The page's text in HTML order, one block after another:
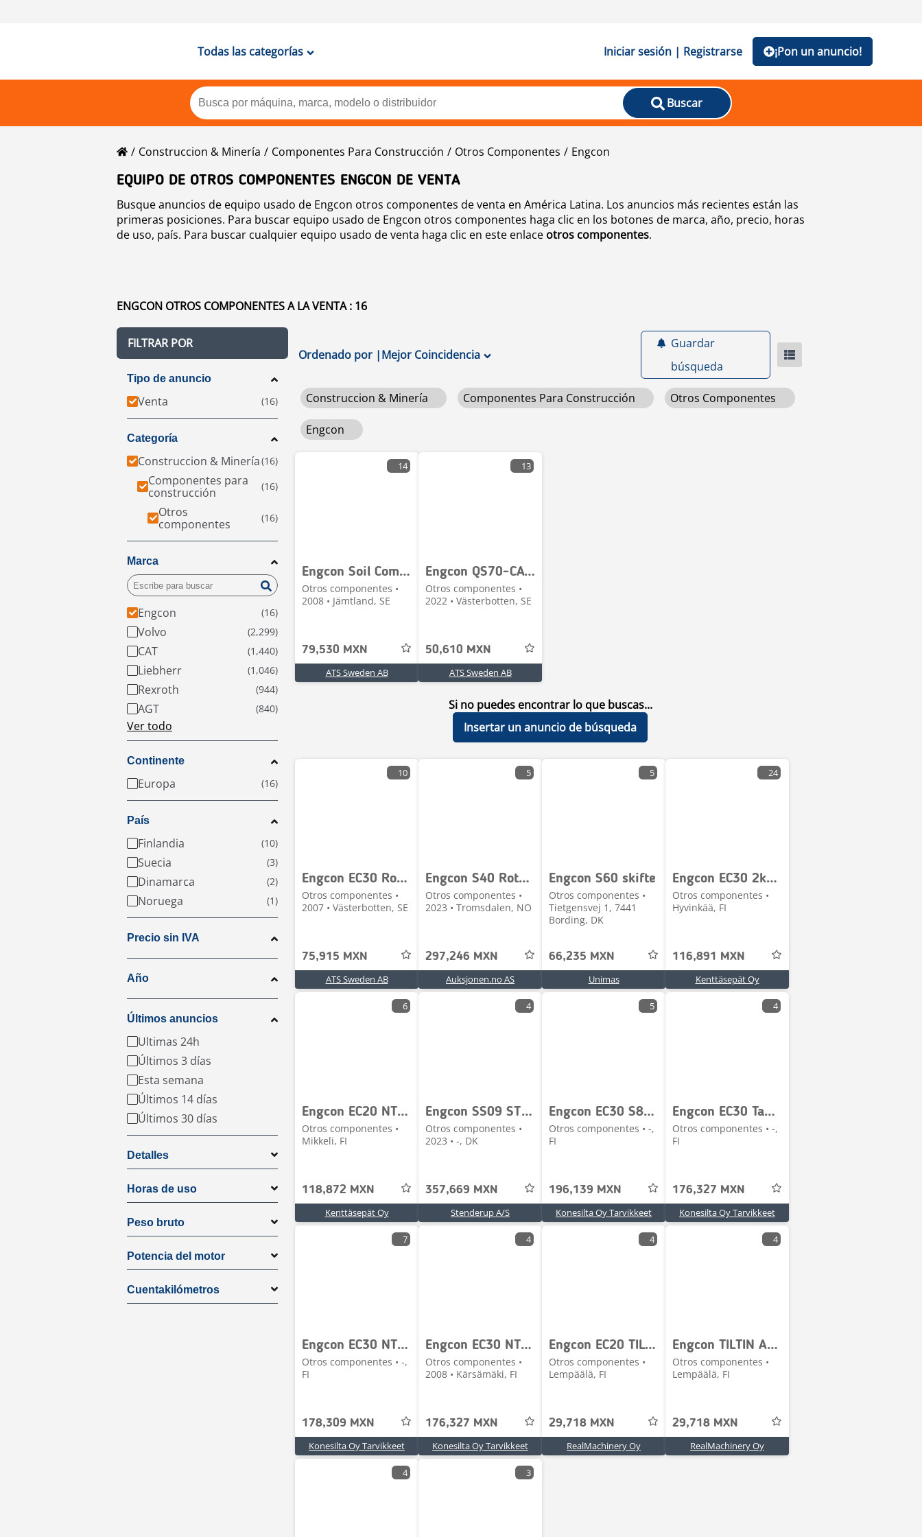
Todas las categorías Iniciar sesión | Registrarse ¡Pon un anuncio!
Buscar
Construccion & Minería Componentes Para Construcción Otros Componentes
Engcon
EQUIPO DE OTROS COMPONENTES ENGCON DE VENTA
Busque anuncios de equipo usado de Engcon otros componentes de venta en América Latina. Los anuncios más recientes están las
primeras posiciones. Para buscar equipo usado de Engcon otros componentes haga clic en los botones de marca, año, precio, horas
de uso, país. Para buscar cualquier equipo usado de venta haga clic en este enlace otros componentes.
ENGCON OTROS COMPONENTES A LA VENTA : 16
FILTRAR POR
Tipo de anuncio
Venta
Categoría
Construccion & Minería
Componentes para
construcción
Otros
componentes
Marca
Engcon
Volvo
CAT
Liebherr
Rexroth
AGT
Ver todo
Continente
Europa
País
Finlandia
Suecia
Dinamarca
Noruega
Precio sin IVA
Año
Últimos anuncios
Ultimas 24h
Últimos 3 días
Esta semana
Últimos 14 días
Últimos 30 días
Detalles
Horas de uso
Peso bruto
Potencia del motor
Cuentakilómetros
Ordenado por |Mejor Coincidencia
Guardar
búsqueda
Construccion & Minería Componentes Para Construcción Otros Componentes
Engcon
14
Engcon Soil Compactor - S70 Mount
Otros componentes •
2008 • Jämtland, SE
79,530 MXN
ATS Sweden AB
13
Engcon QS70-CAT-DC2
Otros componentes •
2022 • Västerbotten, SE
50,610 MXN
ATS Sweden AB
Si no puedes encontrar lo que buscas...
Insertar un anuncio de búsqueda
10
Engcon EC30 Rotortilt with B27 bracket
Otros componentes •
2007 • Västerbotten, SE
75,915 MXN
ATS Sweden AB
5
Engcon S40 Rotortilt - helt ny
Otros componentes •
2023 • Tromsdalen, NO
297,246 MXN
Auksjonen.no AS
5
Engcon S60 skifte
Otros componentes •
Tietgensvej 1, 7441
Bording, DK
66,235 MXN
Unimas
24
Engcon EC30 2kpl varaosiksi
Otros componentes •
Hyvinkää, FI
116,891 MXN
Kenttäsepät Oy
6
Engcon EC20 NTP10/NTP10
Otros componentes •
Mikkeli, FI
118,872 MXN
Kenttäsepät Oy
4
Engcon SS09 STYRING
Otros componentes •
2023 • -, DK
357,669 MXN
Stenderup A/S
5
Engcon EC30 S80/S80 VM.2008
Otros componentes • -,
FI
196,139 MXN
Konesilta Oy Tarvikkeet
4
Engcon EC30 Tappi/NTP30 VM.2008
Otros componentes • -,
FI
176,327 MXN
Konesilta Oy Tarvikkeet
7
Engcon EC30 NTP10/NTP10 VM.2008
Otros componentes • -,
FI
178,309 MXN
Konesilta Oy Tarvikkeet
4
Engcon EC30 NTP20/NTP30
Otros componentes •
2008 • Kärsämäki, FI
176,327 MXN
Konesilta Oy Tarvikkeet
4
Engcon EC20 TILTIN ALAPÄÄ NTP20
Otros componentes •
Lempäälä, FI
29,718 MXN
RealMachinery Oy
4
Engcon TILTIN ALAPÄÄ NTP20
Otros componentes •
Lempäälä, FI
29,718 MXN
RealMachinery Oy
4 3